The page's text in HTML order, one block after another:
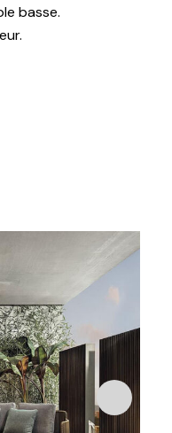
basse.